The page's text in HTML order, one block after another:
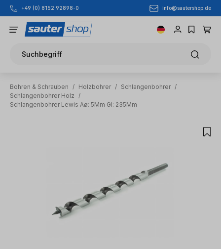
Zum Hauptinhalt springen
+49 (0) 8152 92898-0 info@sautershop.de
Suchbegriff
Bohren & Schrauben / Holzbohrer / Schlangenbohrer /
Schlangenbohrer Holz
/
Schlangenbohrer Lewis Aø: 5Mm Gl: 235Mm